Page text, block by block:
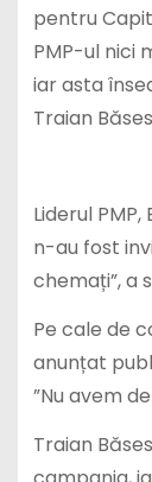
pentru
PMP-ul nici
iar asta
Traian
Liderul
n-au fost
chemați”, a
Pe cale de
anunțat
”Nu avem
Traian